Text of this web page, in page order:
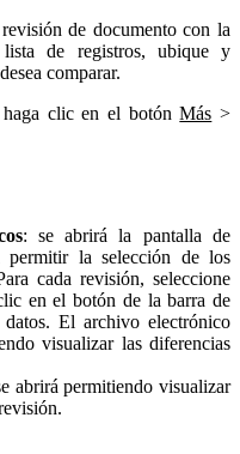
de documento con la
de registros, ubique y
comparar.
haga clic en el botónMás >
: se abrirá la pantalla de
permitir la selección de los
cada revisión, seleccione
en el botón de la barra de
El archivo electrónico
visualizar las diferencias
abrirá permitiendo visualizar